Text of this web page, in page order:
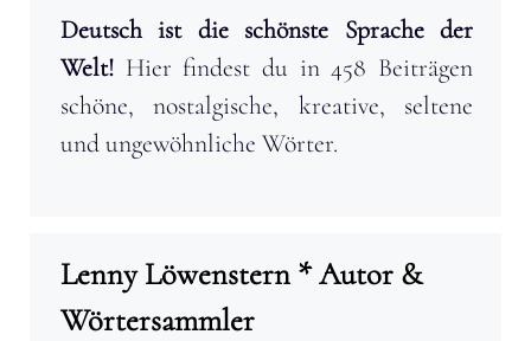
Deutsch ist die schönste Sprache der
Welt! Hier findest du in 458 Beiträgen
schöne, nostalgische, kreative, seltene
und ungewöhnliche Wörter.
Lenny Löwenstern * Autor &
Wörtersammler